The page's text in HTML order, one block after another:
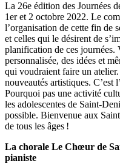
La 26e édition des Journées
1er et 2 octobre 2022. Le
l’organisation de cette fin de
et celles qui le désirent de
planification de ces journées.
personnalisée, des idées et
qui voudraient faire un
nouveautés artistiques. C’est
Pourquoi pas une activité
les adolescentes de Saint-
possible. Bienvenue aux
de tous les âges !
La chorale Le Chœur de
pianiste